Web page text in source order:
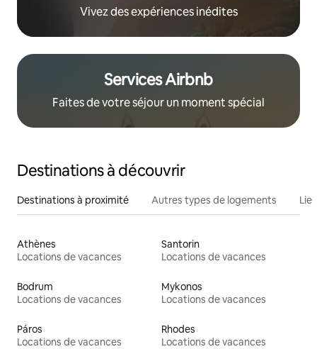
Vivez des expériences inédites
Services Airbnb
Faites de votre séjour un moment spécial
Destinations à découvrir
Destinations à proximité Autres types de logements
Athènes
Locations de vacances
Santorin
Locations de vacances
Bodrum
Locations de vacances
Mykonos
Locations de vacances
Páros
Locations de vacances
Rhodes
Locations de vacances